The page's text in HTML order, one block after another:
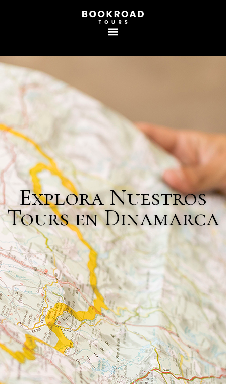
Explora Nuestros
Tours en Dinamarca